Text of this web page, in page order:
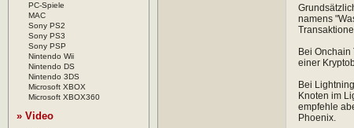
PC-Spiele
MAC
Sony PS2
Sony PS3
Sony PSP
Nintendo Wii
Nintendo DS
Nintendo 3DS
Microsoft XBOX
Microsoft XBOX360
» Video
namens
Bei
einer
Bei
Knoten im
empfehle
Phoenix.